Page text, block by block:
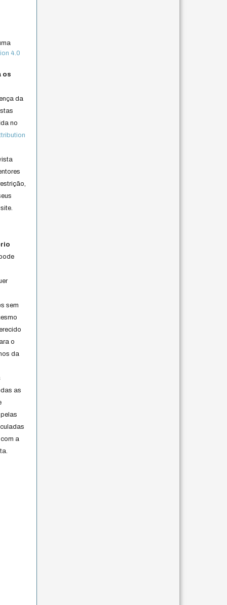
4.0
os
da
no
sem
o
da
as
a